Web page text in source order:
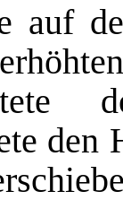
auf
den